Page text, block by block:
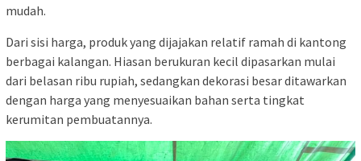
mudah.
Dari sisi harga, produk yang dijajakan relatif ramah di kantong
berbagai kalangan. Hiasan berukuran kecil dipasarkan mulai
dari belasan ribu rupiah, sedangkan dekorasi besar ditawarkan
dengan harga yang menyesuaikan bahan serta tingkat
kerumitan pembuatannya.